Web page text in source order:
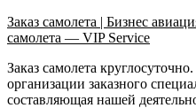
Заказ самолета | Бизнес
самолета — VIP Service
Заказ самолета
организации заказного
составляющая нашей